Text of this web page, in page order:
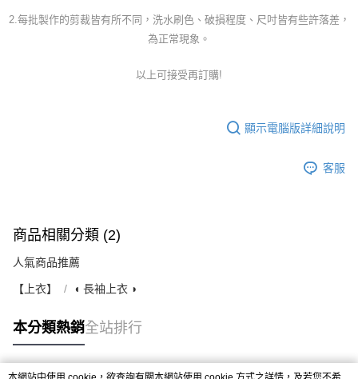
2.每批製作的剪裁皆有所不同，洗水刷色、破損程度、尺吋皆有些許落差，
為正常現象。
以上可接受再訂購!
顯示電腦版詳細說明
客服
商品相關分類 (2)
人氣商品推薦
【上衣】 ◖ 長袖上衣 ◗
本分類熱銷全站排行